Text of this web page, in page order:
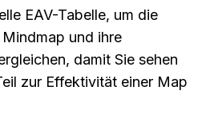
EAV-Tabelle, um die
und ihre
damit Sie sehen
zur Effektivität einer Map